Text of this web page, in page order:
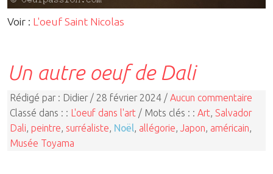
Voir : L'oeuf Saint Nicolas
Un autre oeuf de Dali
Rédigé par : Didier / 28 février 2024 / Aucun commentaire
Classé dans : : L'oeuf dans l'art / Mots clés : : Art Salvador
Dali peintre surréaliste Noël allégorie Japon américain
Musée Toyama